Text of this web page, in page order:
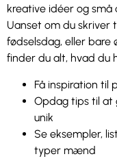
kreative idéer og små
Uanset om du skriver
fødselsdag, eller bare
finder du alt, hvad du
Få inspiration til
Opdag tips til at
unik
Se eksempler,
typer mænd